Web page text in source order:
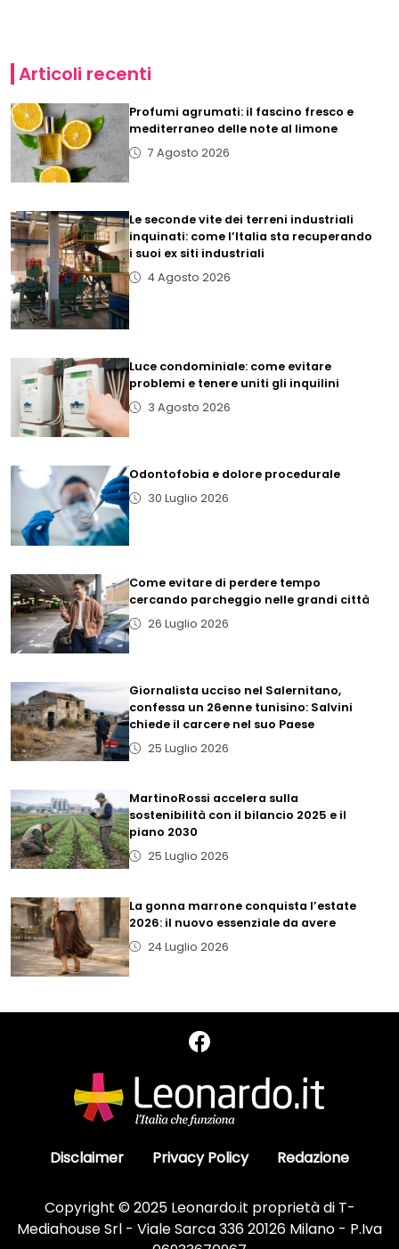
Articoli recenti
Profumi agrumati: il fascino fresco e
mediterraneo delle note al limone
7 Agosto 2026
Le seconde vite dei terreni industriali
inquinati: come l’Italia sta recuperando
i suoi ex siti industriali
4 Agosto 2026
Luce condominiale: come evitare
problemi e tenere uniti gli inquilini
3 Agosto 2026
Odontofobia e dolore procedurale
30 Luglio 2026
Come evitare di perdere tempo
cercando parcheggio nelle grandi città
26 Luglio 2026
Giornalista ucciso nel Salernitano,
confessa un 26enne tunisino: Salvini
chiede il carcere nel suo Paese
25 Luglio 2026
MartinoRossi accelera sulla
sostenibilità con il bilancio 2025 e il
piano 2030
25 Luglio 2026
La gonna marrone conquista l’estate
2026: il nuovo essenziale da avere
24 Luglio 2026
Disclaimer Privacy Policy Redazione
Copyright © 2025 Leonardo.it proprietà di T-
Mediahouse Srl - Viale Sarca 336 20126 Milano - P.Iva